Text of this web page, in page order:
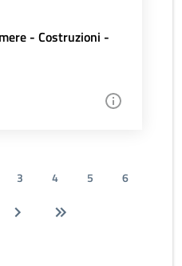
- Costruzioni -
3 4 5
6